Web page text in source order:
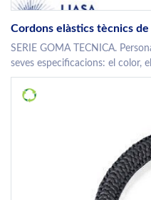
Cordons elàstics tècnics
SERIE GOMA TECNICA.
seves especificacions: el color,